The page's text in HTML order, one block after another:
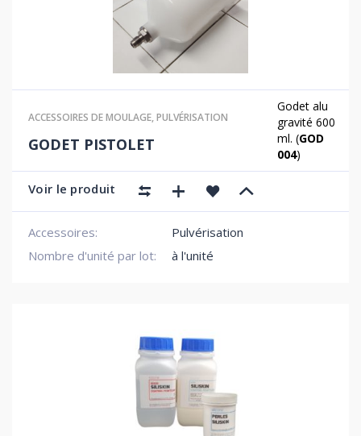
ACCESSOIRES DE MOULAGE,PULVÉRISATION
GODET PISTOLET
Godet alu
gravité 600
ml. (GOD
004)
Voir le produit
Accessoires:
Pulvérisation
Nombre d'unité par lot:
à l'unité